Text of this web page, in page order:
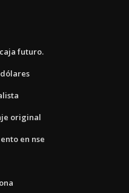
futuro.
original
en nse